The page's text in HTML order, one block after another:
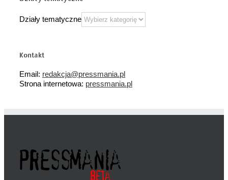
Działy tematyczne
Kontakt
Email: redakcja@pressmania.pl
Strona internetowa: pressmania.pl